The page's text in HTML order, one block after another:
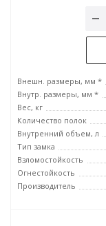
Внешн. размеры, мм *
Внутр. размеры, мм *
Вес, кг
Количество полок
Внутренний объем, л
Тип замка
Взломостойкость
Огнестойкость
Производитель